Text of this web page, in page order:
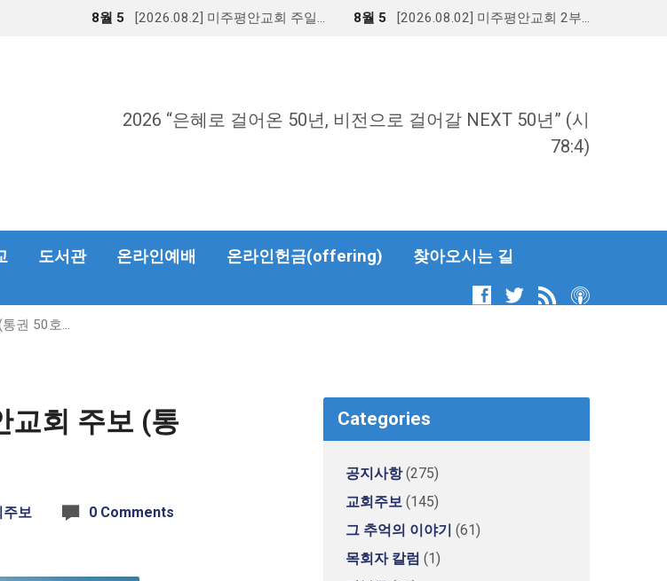
8월 5 [2026.08.2] 미주평안교회 주일… 8월 5 [2026.08.02] 미주평안교회 2부…
2026 “은혜로 걸어온 50년, 비전으로 걸어갈 NEXT 50년” (시
78:4)
도서관 온라인예배 온라인헌금(offering) 찾아오시는 길
권 50호…
교회 주보 (통
주보 0 Comments
Categories
공지사항(275)
교회주보 (145)
그 추억의 이야기 (61)
목회자 칼럼 (1)